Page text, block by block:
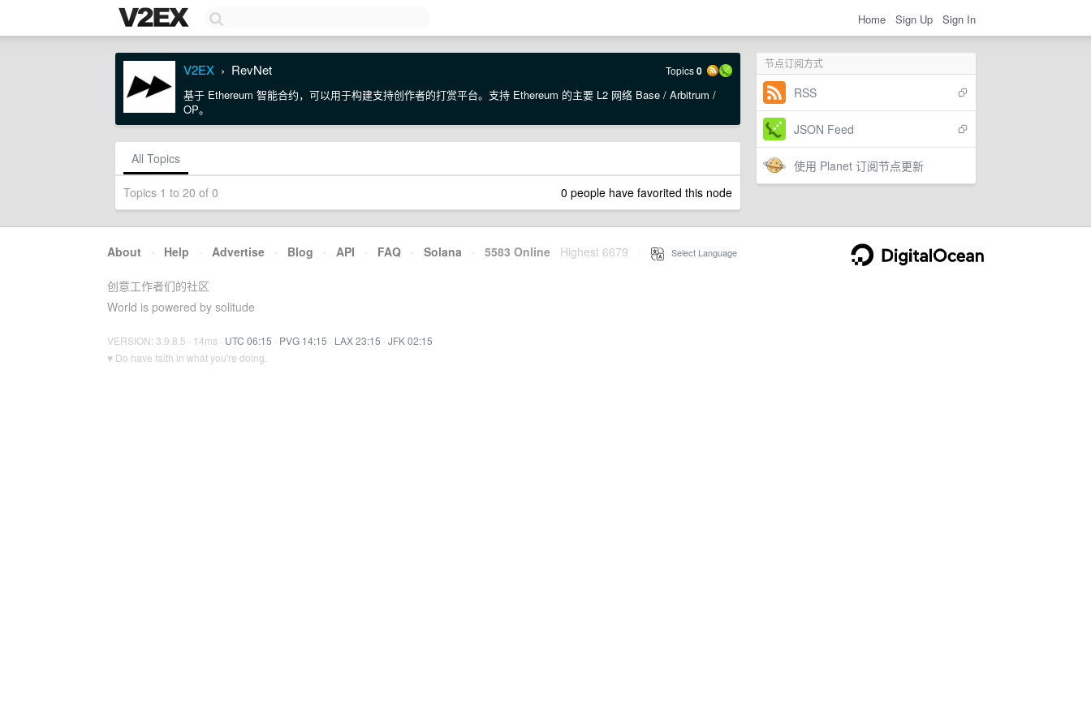
Home Sign Up Sign In
节点订阅方式
RSS
JSON Feed
使用 Planet 订阅节点更新
V2EX › RevNet Topics0
基于 Ethereum 智能合约，可以用于构建支持创作者的打赏平台。支持 Ethereum 的主要 L2 网络 Base / Arbitrum /
OP。
All Topics
Topics 1 to 20 of 0 0 people have favorited this node
About · Help · Advertise · Blog · API · FAQ · Solana · 5583 Online Highest 6679 Select Language
创意工作者们的社区
World is powered by solitude
VERSION: 3.9.8.5 · 14ms · UTC 06:15 · PVG 14:15 · LAX 23:15 · JFK 02:15
♥ Do have faith in what you're doing.